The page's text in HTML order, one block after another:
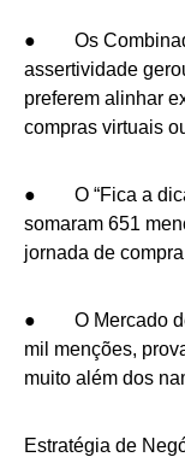
● Os
assertividade
preferem alinhar
compras virtuais
● O “Fica a
somaram 651
jornada de
● O Mercado de
mil menções,
muito além dos
Estratégia de